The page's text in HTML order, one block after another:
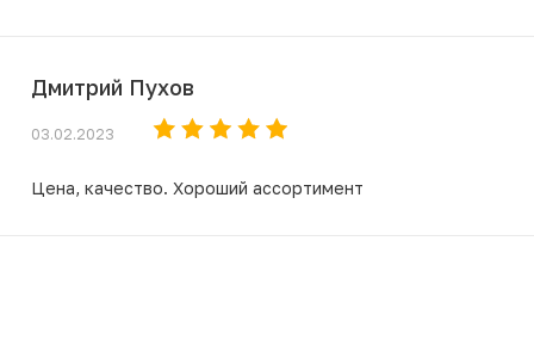
Дмитрий Пухов
03.02.2023
Цена, качество. Хороший ассортимент